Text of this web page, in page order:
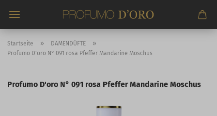
zum
Startseite » DAMENDÜFTE »
Profumo D'oro N° 091 rosa Pfeffer Mandarine Moschus
Profumo D'oro N° 091 rosa Pfeffer Mandarine Moschus